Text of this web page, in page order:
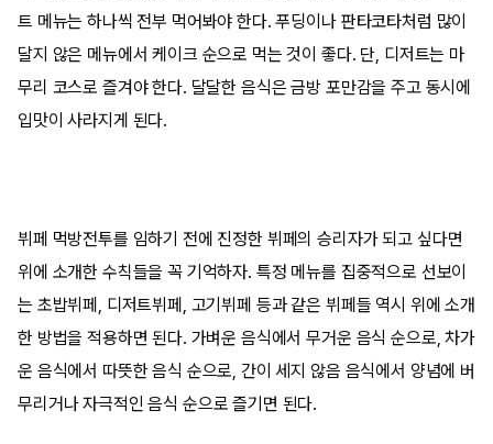
트 메뉴는 하나씩 전부 먹어봐야 한다. 푸딩이나 판타코타처럼 많이
달지 않은 메뉴에서 케이크 순으로 먹는 것이 좋다. 단, 디저트는 마
무리 코스로 즐겨야 한다. 달달한 음식은 금방 포만감을 주고 동시에
입맛이 사라지게 된다.
뷔페 먹방전투를 임하기 전에 진정한 뷔페의 승리자가 되고 싶다면
위에 소개한 수칙들을 꼭 기억하자. 특정 메뉴를 집중적으로 선보이
는 초밥뷔페, 디저트뷔페, 고기뷔페 등과 같은 뷔페들 역시 위에 소개
한 방법을 적용하면 된다. 가벼운 음식에서 무거운 음식 순으로, 차가
운 음식에서 따뜻한 음식 순으로, 간이 세지 않음 음식에서 양념에 버
무리거나 자극적인 음식 순으로 즐기면 된다.